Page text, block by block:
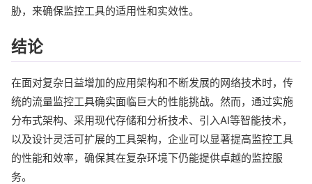
胁，来确保监控工具的适用性和实效性。
结论
在面对复杂日益增加的应用架构和不断发展的网络技术时，传
统的流量监控工具确实面临巨大的性能挑战。然而，通过实施
分布式架构、采用现代存储和分析技术、引入AI等智能技术，
以及设计灵活可扩展的工具架构，企业可以显著提高监控工具
的性能和效率，确保其在复杂环境下仍能提供卓越的监控服
务。